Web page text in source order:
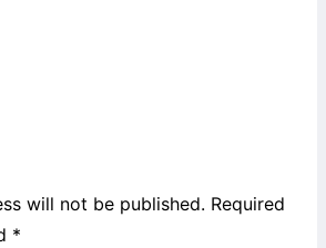
will not be published. Required
*